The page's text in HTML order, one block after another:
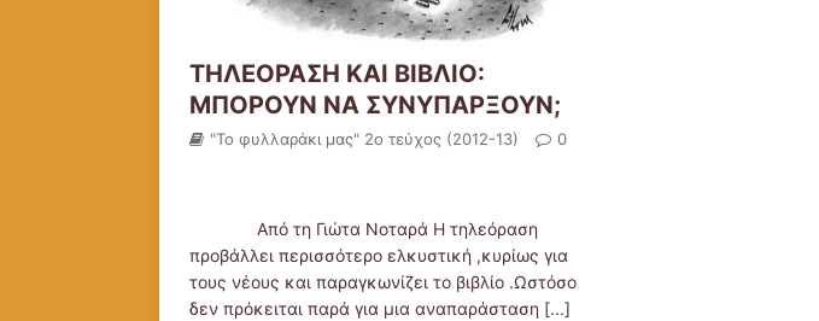
ΤΗΛΕΟΡΑΣΗ ΚΑΙ ΒΙΒΛΙΟ:
ΜΠΟΡΟΥΝ ΝΑ ΣΥΝΥΠΑΡΞΟΥΝ;
"Το φυλλαράκι μας" 2ο τεύχος (2012-13) 0
Από τη Γιώτα Νοταρά Η τηλεόραση
προβάλλει περισσότερο ελκυστική ,κυρίως για
τους νέους και παραγκωνίζει το βιβλίο .Ωστόσο
δεν πρόκειται παρά για μια αναπαράσταση [...]